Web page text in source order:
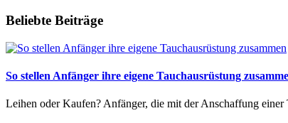
Beliebte Beiträge
So stellen Anfänger ihre eigene Tauchausrüstung
Leihen oder Kaufen? Anfänger, die mit der Anschaffung